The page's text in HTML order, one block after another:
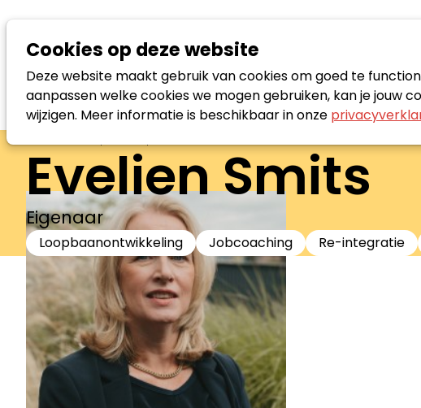
Cookies op deze website
Deze website maakt gebruik van cookies om goed te
aanpassen welke cookies we mogen gebruiken, kan je jouw
wijzigen. Meer informatie is beschikbaar in onze
Evelien Smits
Eigenaar
Loopbaanontwikkeling Jobcoaching Re-integratie